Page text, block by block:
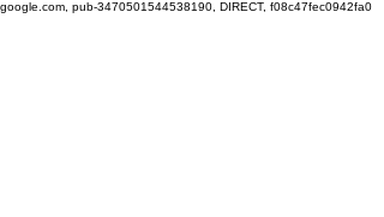
google.com, pub-3470501544538190, DIRECT, f08c47fec0942fa0